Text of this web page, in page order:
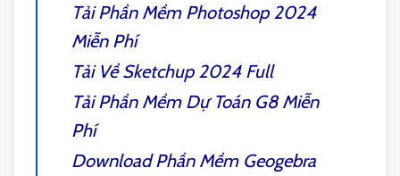
TảiPhần Mềm Photoshop 2024
Miễn Phí
Tải VềSketchup 2024 Full
TảiPhần Mềm Dự Toán G8Miễn
Phí
DownloadPhần Mềm Geogebra